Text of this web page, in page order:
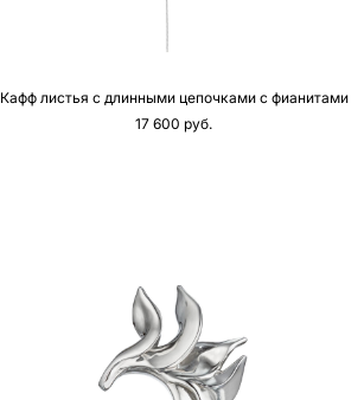
Кафф листья с длинными цепочками с фианитами
17 600 pуб.